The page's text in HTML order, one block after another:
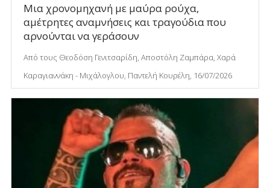
Μια χρονομηχανή με μαύρα ρούχα,
αμέτρητες αναμνήσεις και τραγούδια που
αρνούνται να γεράσουν
Από τους Θεοδόση Γενιτσαρίδη, Αποστόλη Ζαμπάρα, Χαρά
Καραγιαννάκη - Μιχάλογλου, Παντελή Κουρέλη, 16/07/2026